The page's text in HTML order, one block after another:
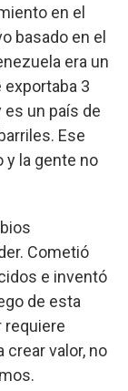
en el
basado en el
era un
3
un país de
Ese
la gente no
Cometió
e inventó
de esta
requiere
crear valor, no